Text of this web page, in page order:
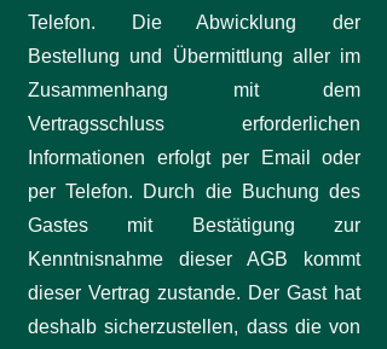
Telefon. Die Abwicklung der
Bestellung und Übermittlung aller im
Zusammenhang mit dem
Vertragsschluss erforderlichen
Informationen erfolgt per Email oder
per Telefon. Durch die Buchung des
Gastes mit Bestätigung zur
Kenntnisnahme dieser AGB kommt
dieser Vertrag zustande. Der Gast hat
deshalb sicherzustellen, dass die von